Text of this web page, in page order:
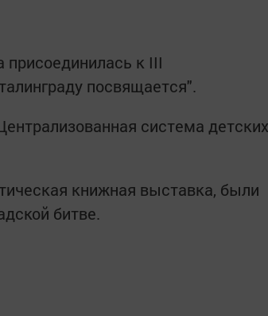
присоединилась к III
посвящается".
система детских
книжная выставка, были
битве.